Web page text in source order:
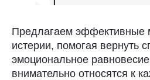
Предлагаем эффективные
истерии, помогая вернуть
эмоциональное
внимательно относятся к